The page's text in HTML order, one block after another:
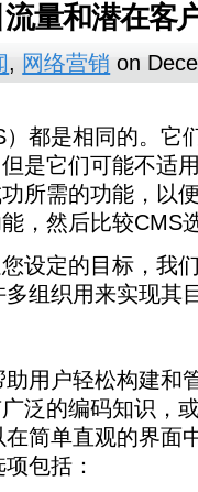
量和潜在客
, 网络营销 on
都是相同的。它
是它们可能不适
所需的功能，以
，然后比较CMS
设定的目标，我
组织用来实现其
用户轻松构建和
泛的编码知识，
简单直观的界面
包括：